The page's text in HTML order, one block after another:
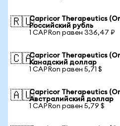
🇷🇺Capricor Therapeutics
Российский рубль
1 CAPRon равен 336,47 ₽
🇨🇦Capricor Therapeutics
Канадский доллар
1 CAPRon равен 5,71 $
🇦🇺Capricor Therapeutics
Австралийский доллар
1 CAPRon равен 5,79 $